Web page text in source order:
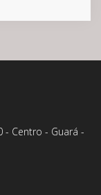
- Centro - Guará -